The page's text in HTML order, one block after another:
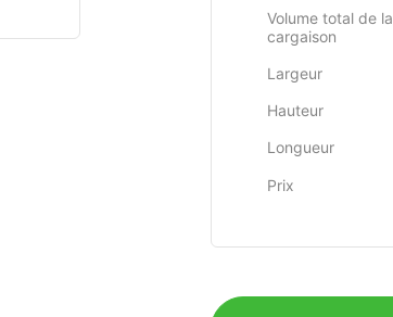
Volume total de la
cargaison
Largeur
Hauteur
Longueur
Prix